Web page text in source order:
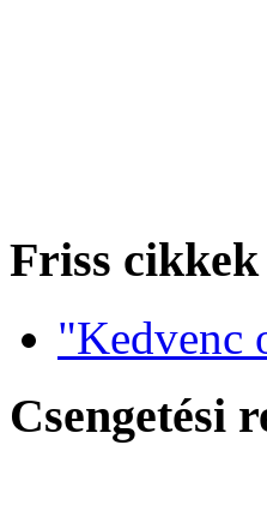
Friss cikkek
"Kedvenc
Csengetési